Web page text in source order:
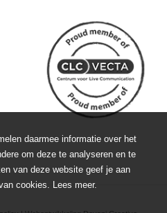
daarmee informatie over het
om deze te analyseren en te
van deze website geef je aan
cookies. Lees meer.